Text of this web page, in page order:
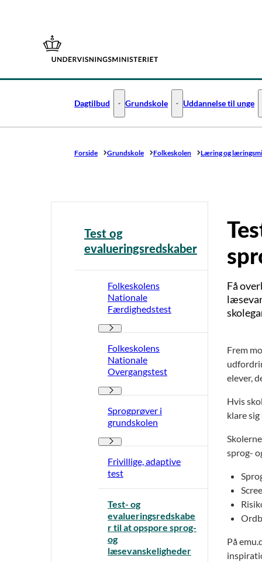
Gå til forsiden
Dagtilbud Dagtilbud - Flere links
Grundskole Grundskole - Flere links
Uddannelse til unge
Forside Grundskole Folkeskolen Læring og
Test og
evalueringsredskaber
Folkeskolens
Nationale
Færdighedstest
Folkeskolens Nationale Færdighedstest -
Folkeskolens
Nationale
Overgangstest
Folkeskolens Nationale Overgangstest -
Sprogprøver i
grundskolen
Sprogprøver i grundskolen - Flere links
Frivillige, adaptive
test
Test- og
evalueringsredskabe
r til at opspore sprog-
og
læsevanskeligheder
Få
Frem
elever,
Hvis
klare
sprog-
På